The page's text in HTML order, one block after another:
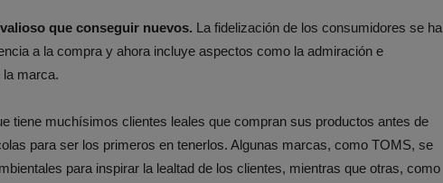
que conseguir nuevos. La fidelización de los consumidores se ha
a la compra y ahora incluye aspectos como la admiración e
la marca.
tiene muchísimos clientes leales que compran sus productos antes de
para ser los primeros en tenerlos. Algunas marcas, como TOMS, se
para inspirar la lealtad de los clientes, mientras que otras, como